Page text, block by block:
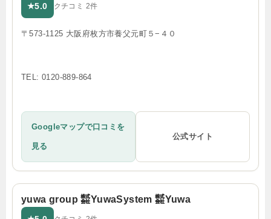
★5.0 クチコミ 2件
〒573-1125 大阪府枚方市養父元町５−４０
TEL: 0120-889-864
Googleマップで口コミを
見る
公式サイト
yuwa group ㍿YuwaSystem ㍿Yuwa